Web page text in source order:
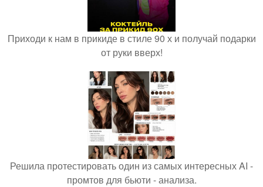
Приходи к нам в прикиде в стиле 90 х и получай подарки
от руки вверх!
Решила протестировать один из самых интересных AI -
промтов для бьюти - анализа.